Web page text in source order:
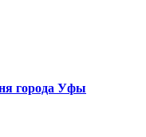
города Уфы